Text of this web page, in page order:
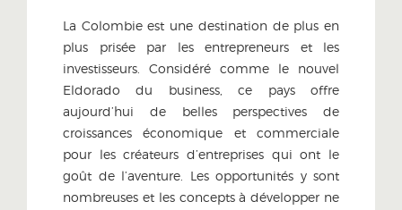
La Colombie est une destination de plus en
plus prisée par les entrepreneurs et les
investisseurs. Considéré comme le nouvel
Eldorado du business, ce pays offre
aujourd’hui de belles perspectives de
croissances économique et commerciale
pour les créateurs d’entreprises qui ont le
goût de l’aventure. Les opportunités y sont
nombreuses et les concepts à développer ne